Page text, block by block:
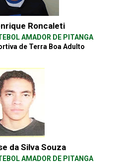
Roncaleti
AMADOR DE PITANGA
de Terra Boa Adulto
da Silva Souza
AMADOR DE PITANGA